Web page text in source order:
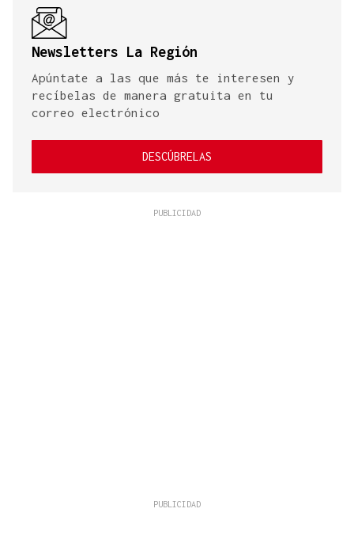
Newsletters La Región
Apúntate a las que más te interesen y
recíbelas de manera gratuita en tu
correo electrónico
DESCÚBRELAS